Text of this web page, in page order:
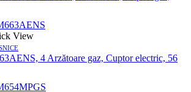
View
4 Arzătoare gaz, Cuptor electric, 56